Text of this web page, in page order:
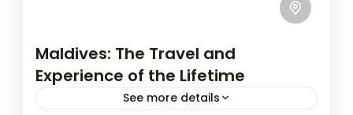
Maldives: The Travel and
Experience of the Lifetime
See more details